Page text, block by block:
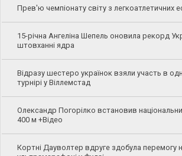
Прев'ю чемпіонату світу з легкоатлетичних
15-річна Ангеліна Шепель оновила рекорд
штовханні ядра
Відразу шестеро українок взяли участь в
турнірі у Віллемстад
Олександр Погорілко встановив
400 м +Відео
Кортні Дауволтер вдруге здобула перемогу